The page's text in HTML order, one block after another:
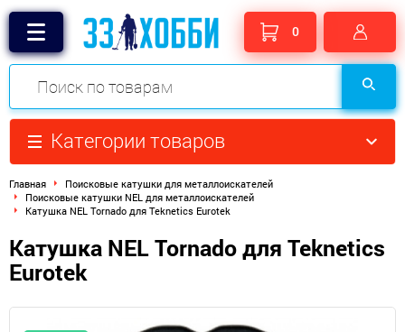
0
Категории товаров
Главная
Поисковые катушки для металлоискателей
Поисковые катушки NEL для металлоискателей
Катушка NEL Tornado для Teknetics Eurotek
Катушка NEL Tornado для Teknetics
Eurotek